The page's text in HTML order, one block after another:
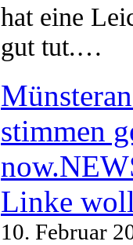
hat eine
gut tut.…
stimmen
Linke
10. Februar